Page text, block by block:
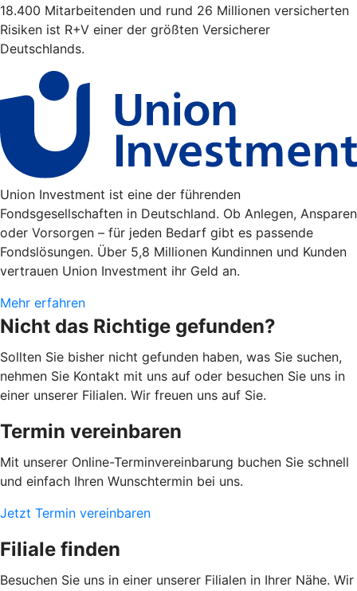
18.400 Mitarbeitenden und rund 26 Millionen versicherten
Risiken ist R+V einer der größten Versicherer
Deutschlands.
Union Investment ist eine der führenden
Fondsgesellschaften in Deutschland. Ob Anlegen, Ansparen
oder Vorsorgen – für jeden Bedarf gibt es passende
Fondslösungen. Über 5,8 Millionen Kundinnen und Kunden
vertrauen Union Investment ihr Geld an.
Mehr erfahren
Nicht das Richtige gefunden?
Sollten Sie bisher nicht gefunden haben, was Sie suchen,
nehmen Sie Kontakt mit uns auf oder besuchen Sie uns in
einer unserer Filialen. Wir freuen uns auf Sie.
Termin vereinbaren
Mit unserer Online-Terminvereinbarung buchen Sie schnell
und einfach Ihren Wunschtermin bei uns.
Jetzt Termin vereinbaren
Filiale finden
Besuchen Sie uns in einer unserer Filialen in Ihrer Nähe. Wir